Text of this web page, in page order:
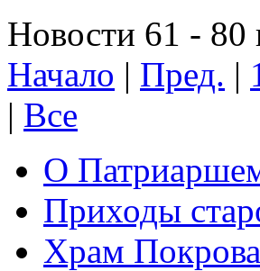
Новости 61 - 80
Начало | Пред. |
| Все
О
Приходы
Храм